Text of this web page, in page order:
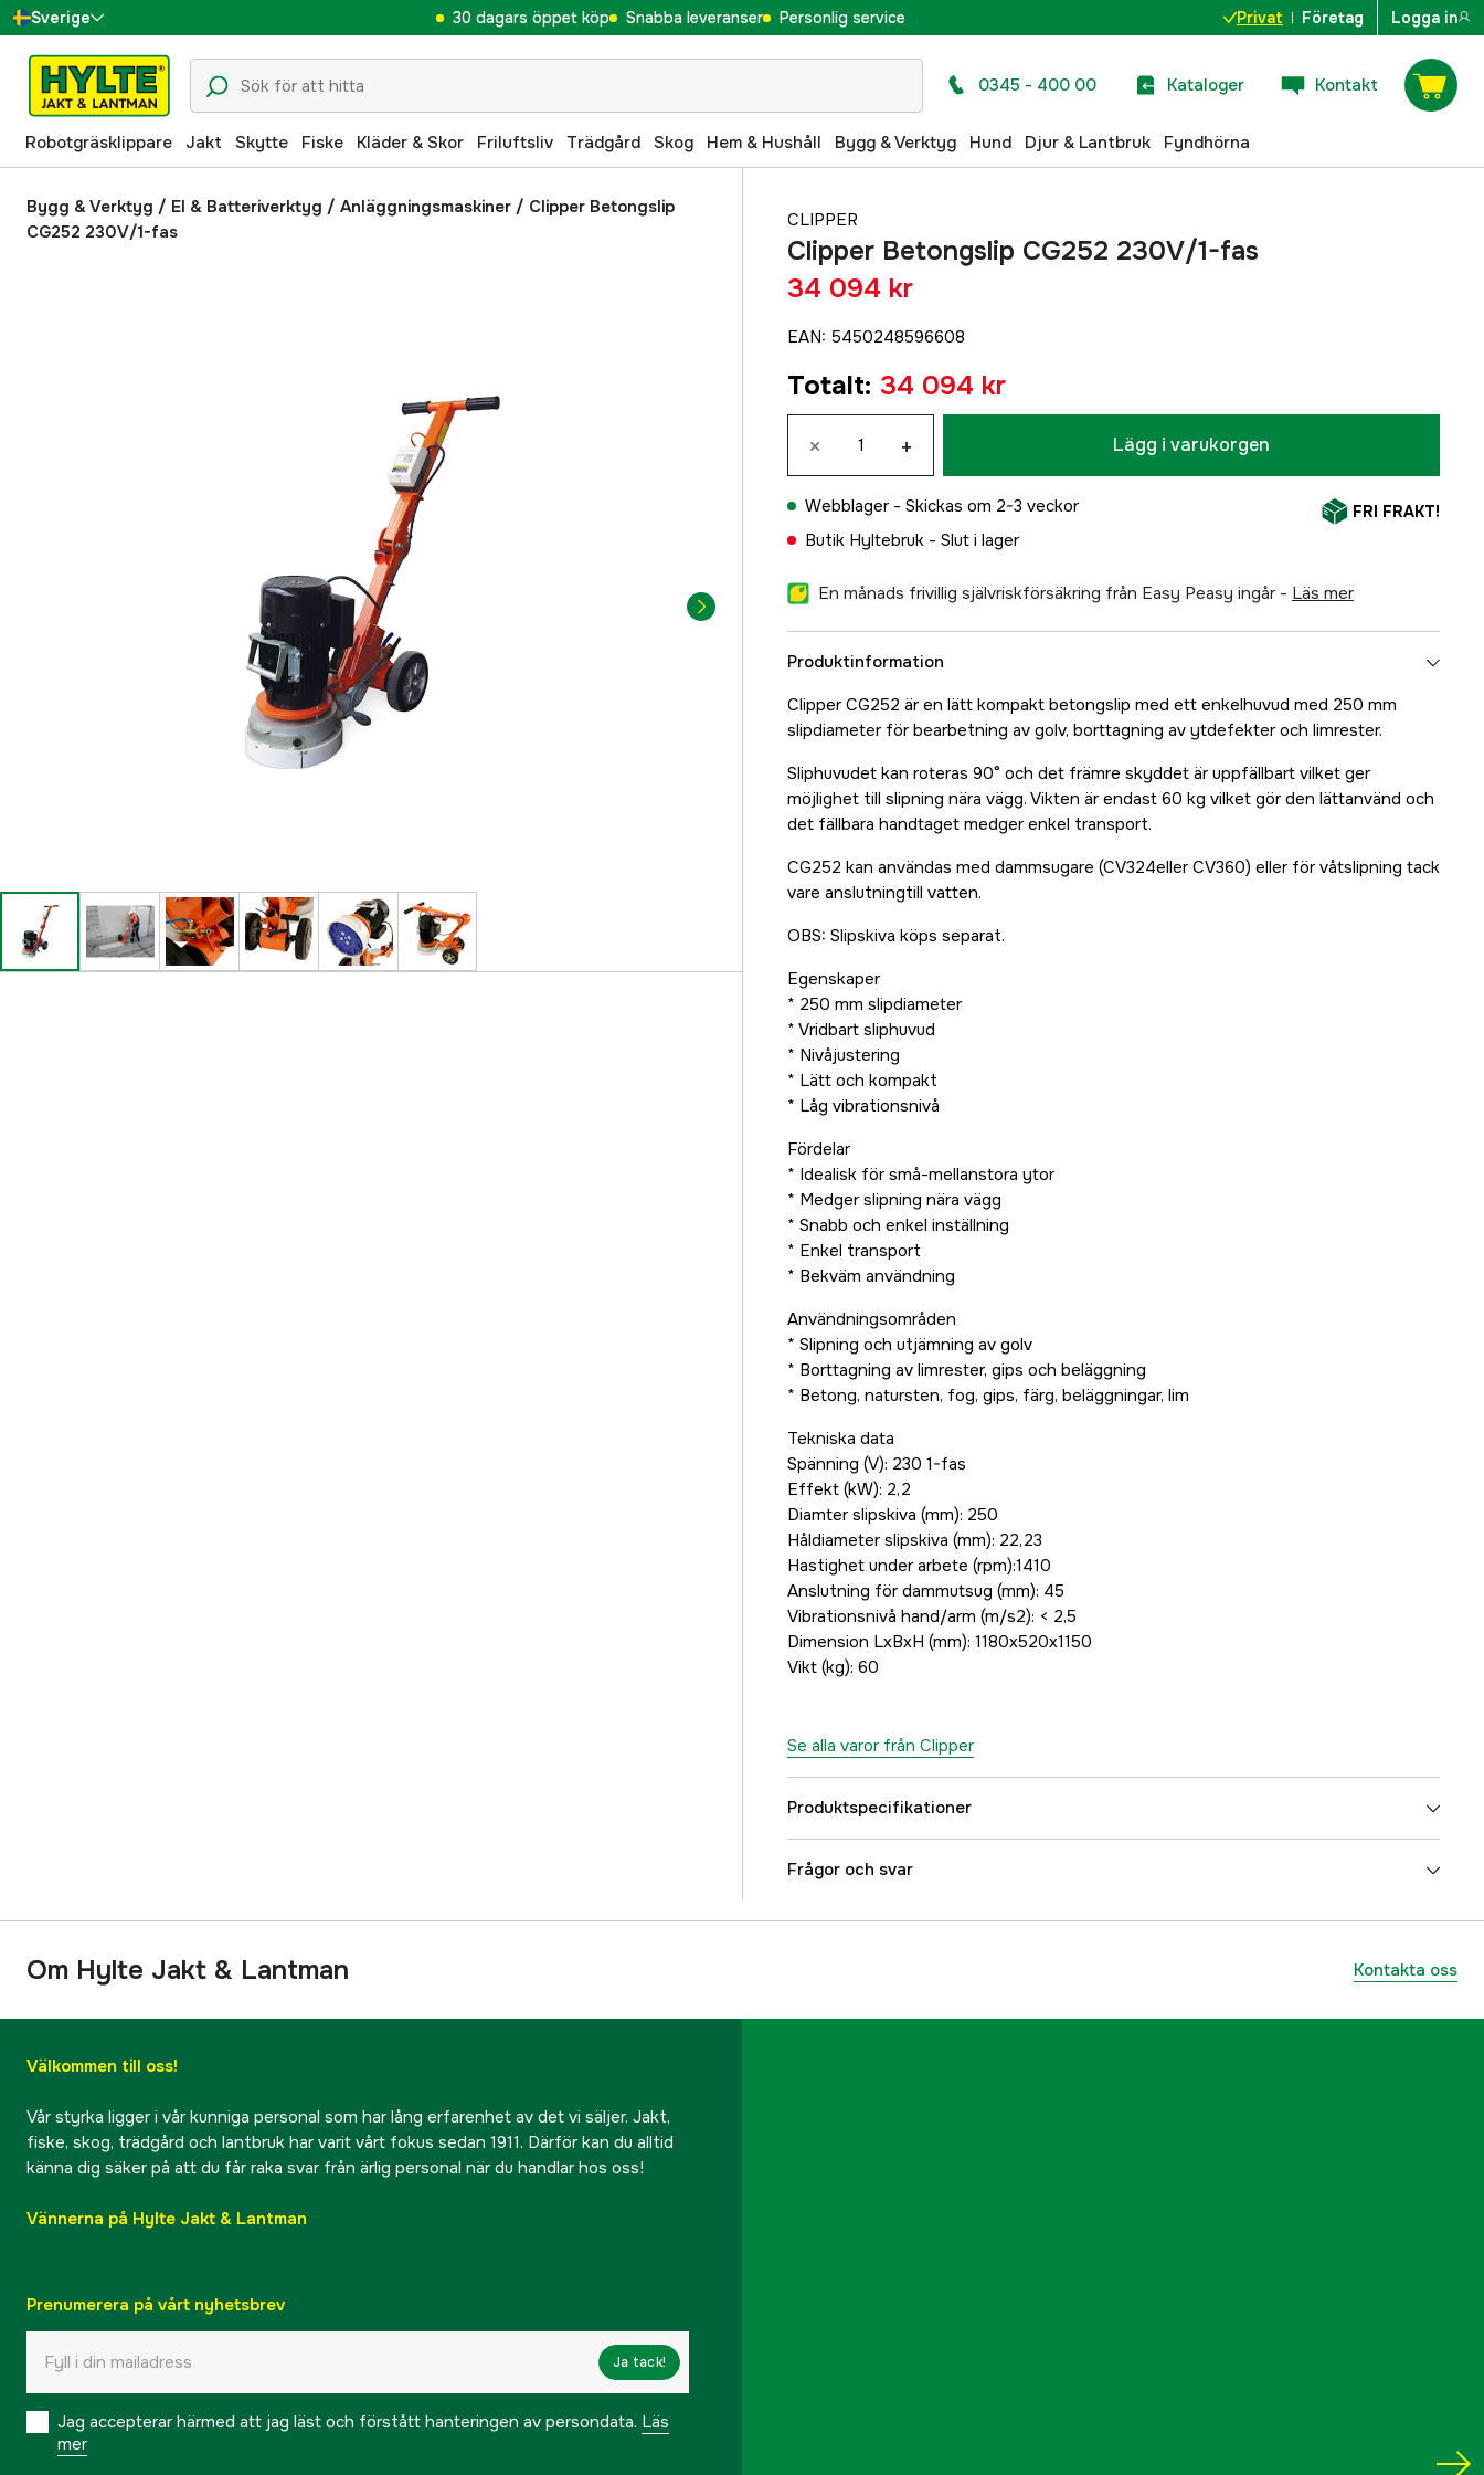
Sverige
Danmark
Suomi
Norge
Deutschland
30 dagars öppet köp Snabba leveranser Personlig service Privat Företag Logga in
0345 - 400 00 Kataloger Kontakt
Robotgräsklippare Jakt Skytte Fiske Kläder & Skor Friluftsliv Trädgård Skog Hem & Hushåll Bygg & Verktyg Hund Djur & Lantbruk Fyndhörna
Bygg & Verktyg / El & Batteriverktyg / Anläggningsmaskiner / Clipper Betongslip
CG252 230V/1-fas
CLIPPER
Clipper Betongslip CG252 230V/1-fas
34 094 kr
EAN: 5450248596608
Totalt: 34 094 kr
× + Lägg i varukorgen
Webblager - Skickas om 2-3 veckor
Butik Hyltebruk - Slut i lager
FRI FRAKT!
En månads frivillig självriskförsäkring från Easy Peasy ingår - läs mer
Produktinformation
Clipper CG252 är en lätt kompakt betongslip med ett enkelhuvud med 250 mm
slipdiameter för bearbetning av golv, borttagning av ytdefekter och limrester.
Sliphuvudet kan roteras 90° och det främre skyddet är uppfällbart vilket ger
möjlighet till slipning nära vägg. Vikten är endast 60 kg vilket gör den lättanvänd och
det fällbara handtaget medger enkel transport.
CG252 kan användas med dammsugare (CV324eller CV360) eller för våtslipning tack
vare anslutningtill vatten.
OBS: Slipskiva köps separat.
Egenskaper
* 250 mm slipdiameter
* Vridbart sliphuvud
* Nivåjustering
* Lätt och kompakt
* Låg vibrationsnivå
Fördelar
* Idealisk för små-mellanstora ytor
* Medger slipning nära vägg
* Snabb och enkel inställning
* Enkel transport
* Bekväm användning
Användningsområden
* Slipning och utjämning av golv
* Borttagning av limrester, gips och beläggning
* Betong, natursten, fog, gips, färg, beläggningar, lim
Tekniska data
Spänning (V): 230 1-fas
Effekt (kW): 2,2
Diamter slipskiva (mm): 250
Håldiameter slipskiva (mm): 22,23
Hastighet under arbete (rpm):1410
Anslutning för dammutsug (mm): 45
Vibrationsnivå hand/arm (m/s2): < 2,5
Dimension LxBxH (mm): 1180x520x1150
Vikt (kg): 60
Se alla varor från Clipper
Produktspecifikationer
Referensnummer
Tillverkarens artikelnummer 70184694290
5450248596608
Frågor och svar
Om Hylte Jakt & Lantman Kontakta oss
Välkommen till oss!
Vår styrka ligger i vår kunniga personal som har lång erfarenhet av det vi säljer. Jakt,
fiske, skog, trädgård och lantbruk har varit vårt fokus sedan 1911. Därför kan du alltid
känna dig säker på att du får raka svar från ärlig personal när du handlar hos oss!
Vännerna på Hylte Jakt & Lantman
Prenumerera på vårt nyhetsbrev
Ja tack!
Jag accepterar härmed att jag läst och förstått hanteringen av persondata. Läs
mer